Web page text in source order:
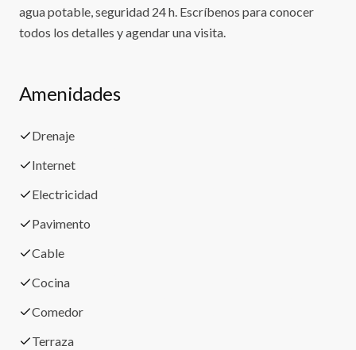
agua potable, seguridad 24 h. Escríbenos para conocer
todos los detalles y agendar una visita.
Amenidades
Drenaje
Internet
Electricidad
Pavimento
Cable
Cocina
Comedor
Terraza